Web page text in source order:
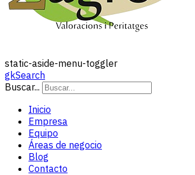
static-aside-menu-toggler
gkSearch
Buscar...
Inicio
Empresa
Equipo
Áreas de negocio
Blog
Contacto